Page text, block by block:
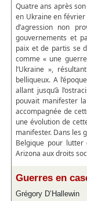
Quatre ans après
en Ukraine en
d’agression non
gouvernements et
paix et de partis se
comme « une
l’Ukraine »,
belliqueux. A
allant jusqu’à
pouvait manifester
accompagnée de
une évolution de
manifester. Dans les
Belgique pour lutter
Arizona aux droits
Guerres en
Grégory D’Hallewin